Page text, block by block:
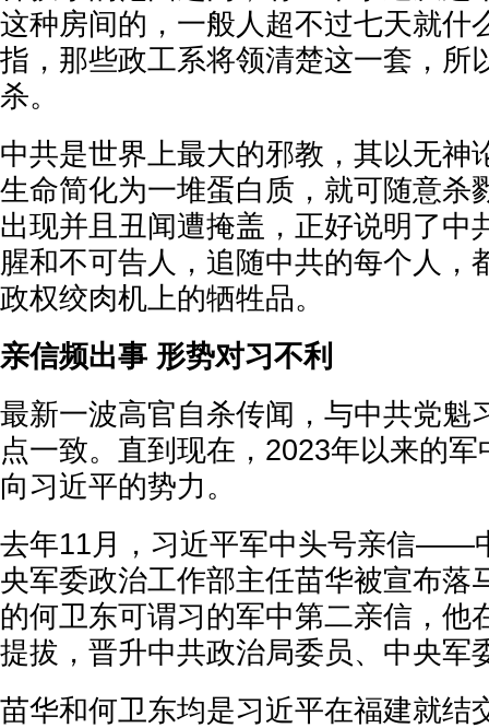
这种房间的，一般人超不过七天就什
指，那些政工系将领清楚这一套，所
杀。
中共是世界上最大的邪教，其以无神
生命简化为一堆蛋白质，就可随意杀
出现并且丑闻遭掩盖，正好说明了中
腥和不可告人，追随中共的每个人，
政权绞肉机上的牺牲品。
亲信频出事 形势对习不利
最新一波高官自杀传闻，与中共党魁
点一致。直到现在，2023年以来的
向习近平的势力。
去年11月，习近平军中头号亲信——
央军委政治工作部主任苗华被宣布落
的何卫东可谓习的军中第二亲信，他
提拔，晋升中共政治局委员、中央军
苗华和何卫东均是习近平在福建就结